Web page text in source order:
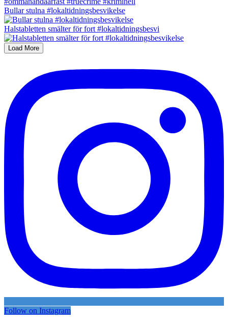
Bullar stulna #lokaltidningsbesvikelse
Halstabletten smälter för fort #lokaltidningsbesvi
Load More
Follow on Instagram